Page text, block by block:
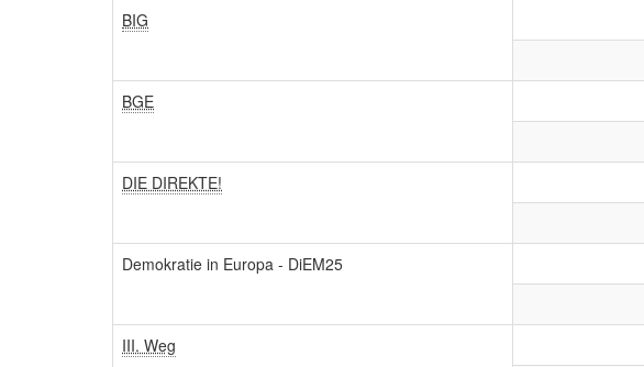
BIG
BGE
DIE DIREKTE!
Demokratie in Europa - DiEM25
III. Weg